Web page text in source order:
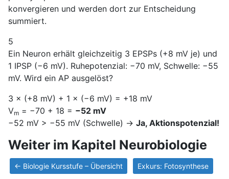
konvergieren und werden dort zur Entscheidung
summiert.
5
Ein Neuron erhält gleichzeitig 3 EPSPs (+8 mV je) und
1 IPSP (−6 mV). Ruhepotenzial: −70 mV, Schwelle: −55
mV. Wird ein AP ausgelöst?
3 × (+8 mV) + 1 × (−6 mV) = +18 mV
Vm = −70 + 18 = −52 mV
−52 mV > −55 mV (Schwelle) → Ja, Aktionspotenzial!
Weiter im Kapitel Neurobiologie
← Biologie Kursstufe – Übersicht Exkurs: Fotosynthese